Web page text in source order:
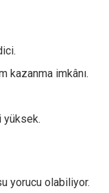
kazanma imkânı.
yüksek.
yorucu olabiliyor.